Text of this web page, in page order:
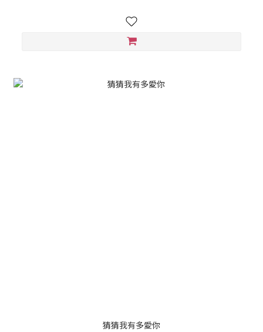
猜猜我有多愛你